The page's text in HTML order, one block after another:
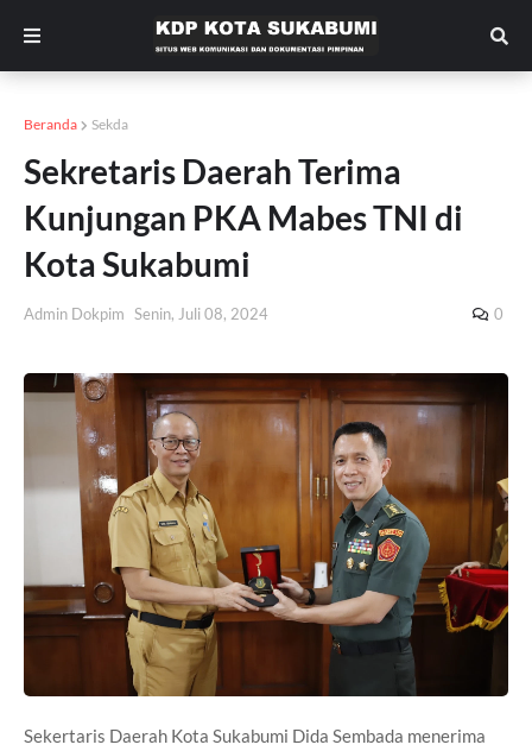
Beranda Sekda
Sekretaris Daerah Terima
Kunjungan PKA Mabes TNI di
Kota Sukabumi
Admin Dokpim Senin, Juli 08, 2024 0
Sekertaris Daerah Kota Sukabumi Dida Sembada menerima